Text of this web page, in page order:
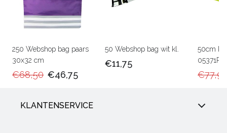
250 Webshop bag paars
30x32 cm
€68,50 €46,75
50 Webshop bag wit kl.
€11,75
50cm
05371RU
KLANTENSERVICE